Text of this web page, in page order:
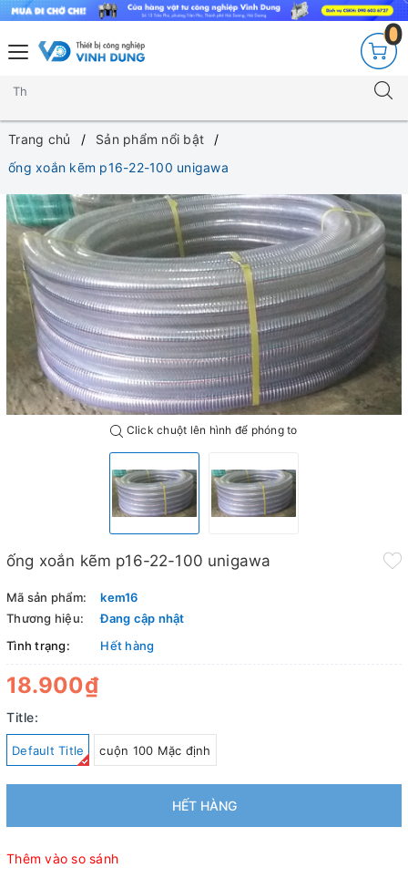
0
Trang chủ
Sản phẩm nổi bật
ống xoắn kẽm p16-22-100 unigawa
Click chuột lên hình để phóng to
ống xoắn kẽm p16-22-100 unigawa
Mã sản phẩm:
kem16
Thương hiệu:
Đang cập nhật
Tình trạng:
Hết hàng
18.900₫
Title:
Default Title cuộn 100 Mặc định
HẾT HÀNG
Thêm vào so sánh